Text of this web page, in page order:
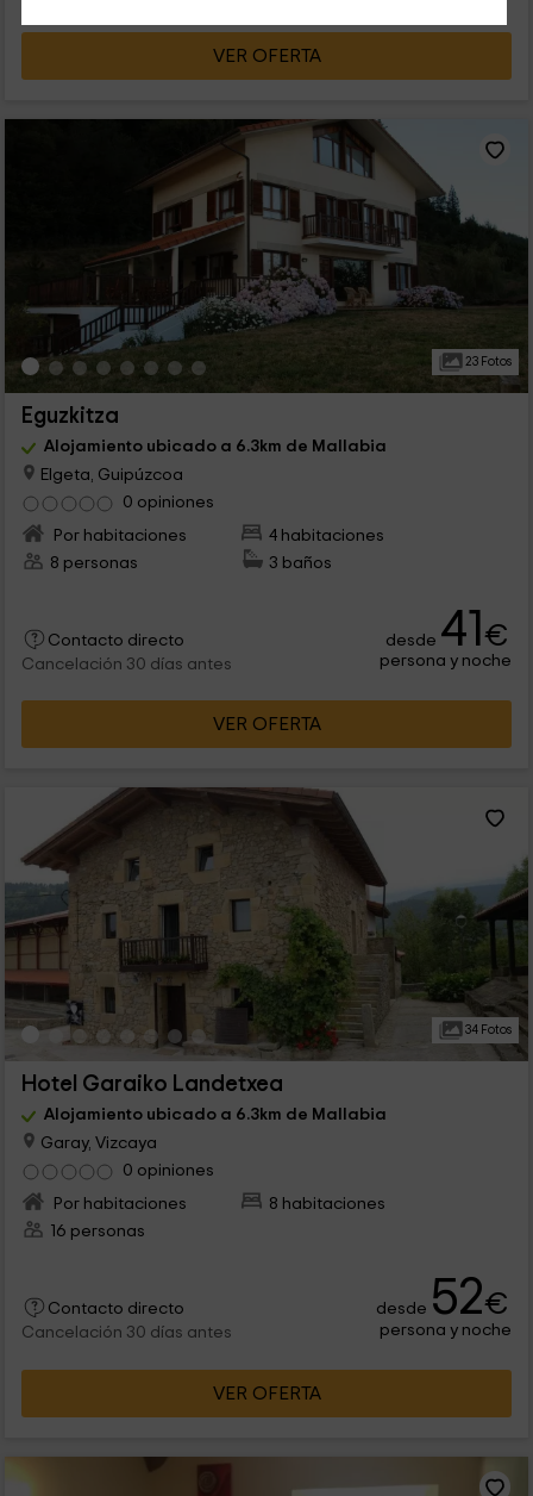
VER OFERTA
23 Fotos
Eguzkitza
Alojamiento ubicado a 6.3km de Mallabia
Elgeta, Guipúzcoa
0 opiniones
Por habitaciones
4 habitaciones
8 personas
3 baños
Contacto directo
Cancelación 30 días antes
desde 41€
persona y noche
VER OFERTA
34 Fotos
Hotel Garaiko Landetxea
Alojamiento ubicado a 6.3km de Mallabia
Garay, Vizcaya
0 opiniones
Por habitaciones
8 habitaciones
16 personas
Contacto directo
Cancelación 30 días antes
desde 52€
persona y noche
VER OFERTA